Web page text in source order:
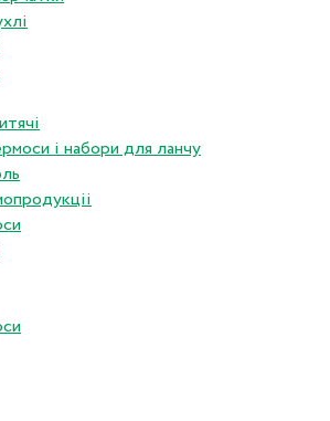
і набори для ланчу